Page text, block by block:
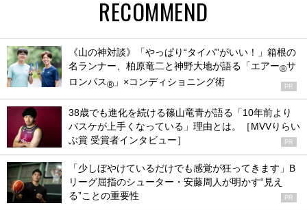
RECOMMEND
《山の神対談》「やっぱり“タイパ”がいい！」箱根の
名ランナー、柏原竜二と神野大地が語る「エアー®サ
ロンパス® 」×コンディショニング術 PR
38歳でも進化を続ける篠山竜青が語る「10年前より
バスケが上手くなっている」理由とは。［MVVりらい
ぶ賞 受賞者インタビュー］
PR
「少しぼやけているだけでも感覚が狂ってきます」B
リーグ屈指のシューター・安藤周人が明かす“見え
る”ことの重要性
PR